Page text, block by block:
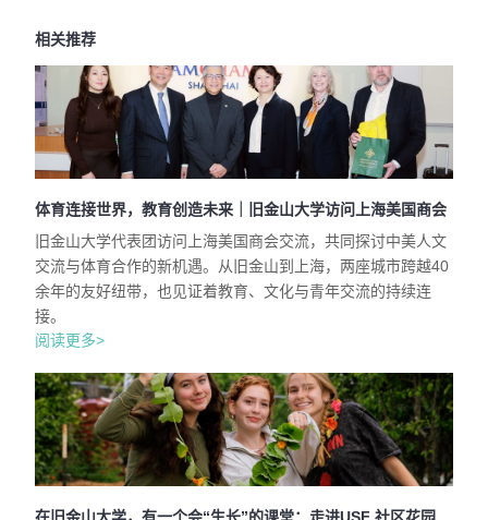
相关推荐
体育连接世界，教育创造未来｜旧金山大学访问上海美国商会
旧金山大学代表团访问上海美国商会交流，共同探讨中美人文
交流与体育合作的新机遇。从旧金山到上海，两座城市跨越40
余年的友好纽带，也见证着教育、文化与青年交流的持续连
接。
阅读更多>